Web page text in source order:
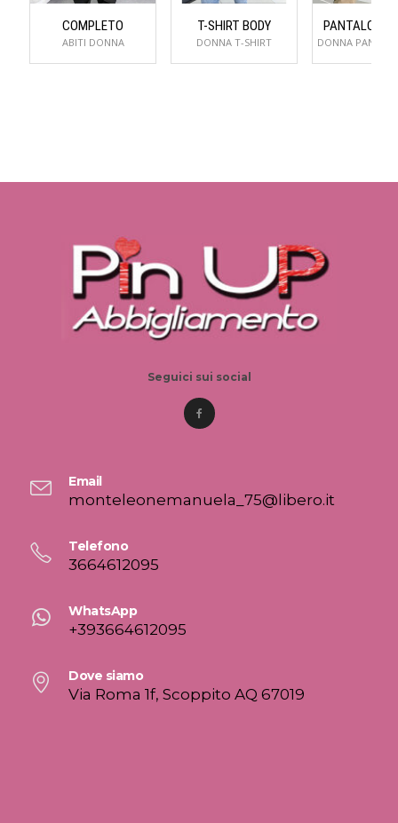
COMPLETO
ABITI DONNA
T-SHIRT BODY
DONNA T-SHIRT
PANTALONI
Seguici sui social
Email
monteleonemanuela_75@libero.it
Telefono
3664612095
WhatsApp
+393664612095
Dove siamo
Via Roma 1f, Scoppito AQ 67019